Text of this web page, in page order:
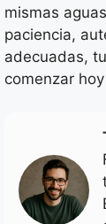
mismas
paciencia,
adecuadas,
comenzar